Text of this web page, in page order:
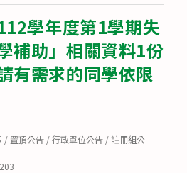
學年度第1學期失
補助」相關資料1份
有需求的同學依限
/ 置頂公告 /行政單位公告 /註冊組公